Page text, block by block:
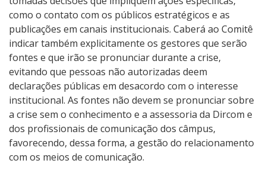
como o contato com os públicos estratégicos e as
publicações em canais institucionais. Caberá ao Comitê
indicar também explicitamente os gestores que serão
fontes e que irão se pronunciar durante a crise,
evitando que pessoas não autorizadas deem
declarações públicas em desacordo com o interesse
institucional. As fontes não devem se pronunciar sobre
a crise sem o conhecimento e a assessoria da Dircom e
dos profissionais de comunicação dos câmpus,
favorecendo, dessa forma, a gestão do relacionamento
com os meios de comunicação.